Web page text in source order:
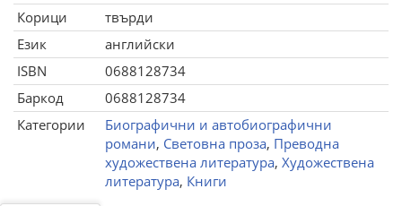
Корици
твърди
Език
английски
ISBN
0688128734
Баркод
0688128734
Категории
Биографични и автобиографични
романи, Световна проза, Преводна
художествена литература, Художествена
литература, Книги